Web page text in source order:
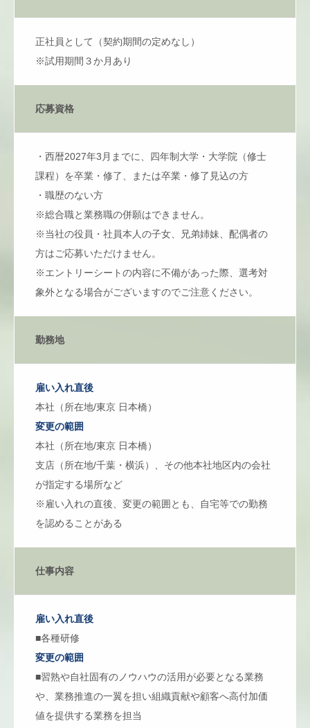
正社員として（契約期間の定めなし）
※試用期間３か月あり
応募資格
・西暦2027年3月までに、四年制大学・大学院（修士
課程）を卒業・修了、または卒業・修了見込の方
・職歴のない方
※総合職と業務職の併願はできません。
※当社の役員・社員本人の子女、兄弟姉妹、配偶者の
方はご応募いただけません。
※エントリーシートの内容に不備があった際、選考対
象外となる場合がございますのでご注意ください。
勤務地
雇い入れ直後
本社（所在地/東京 日本橋）
変更の範囲
本社（所在地/東京 日本橋）
支店（所在地/千葉・横浜）、その他本社地区内の会社
が指定する場所など
※雇い入れの直後、変更の範囲とも、自宅等での勤務
を認めることがある
仕事内容
雇い入れ直後
■各種研修
変更の範囲
■習熟や自社固有のノウハウの活用が必要となる業務
や、業務推進の一翼を担い組織貢献や顧客へ高付加価
値を提供する業務を担当